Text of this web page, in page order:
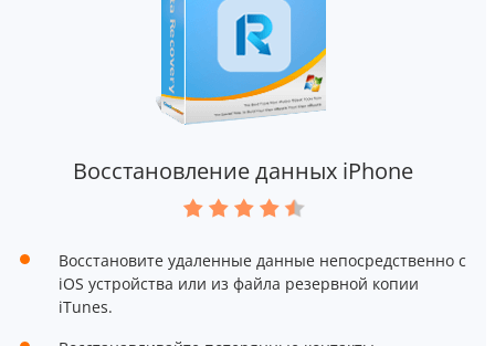
Восстановление данных iPhone
Восстановите удаленные данные непосредственно с
iOS устройства или из файла резервной копии
iTunes.